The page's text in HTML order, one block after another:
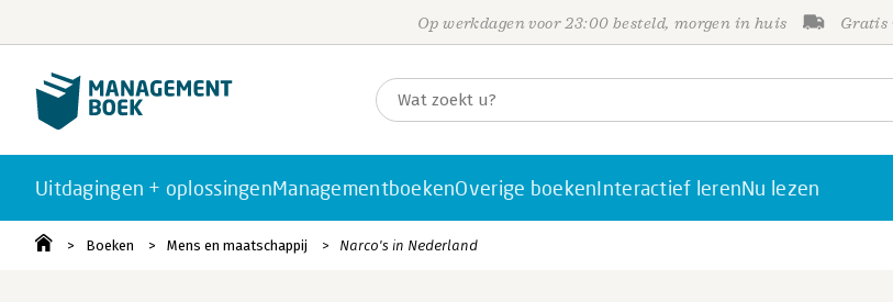
Op werkdagen voor 23:00 besteld, morgen in huis Gratis
Uitdagingen + oplossingenManagementboekenOverige boekenInteractief lerenNu lezen
Boeken Mens en maatschappij Narco's in Nederland